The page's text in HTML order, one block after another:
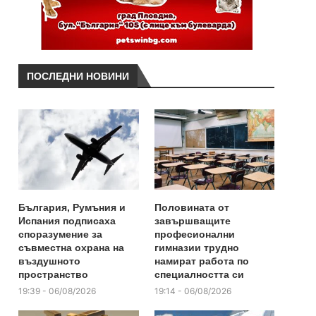
ПОСЛЕДНИ НОВИНИ
България, Румъния и
Испания подписаха
споразумение за
съвместна охрана на
въздушното
пространство
19:39 - 06/08/2026
Половината от
завършващите
професионални
гимназии трудно
намират работа по
специалността си
19:14 - 06/08/2026